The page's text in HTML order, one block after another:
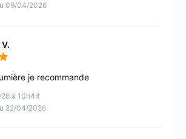
09/04/2026
5
à 10h44
22/04/2026
je recommande